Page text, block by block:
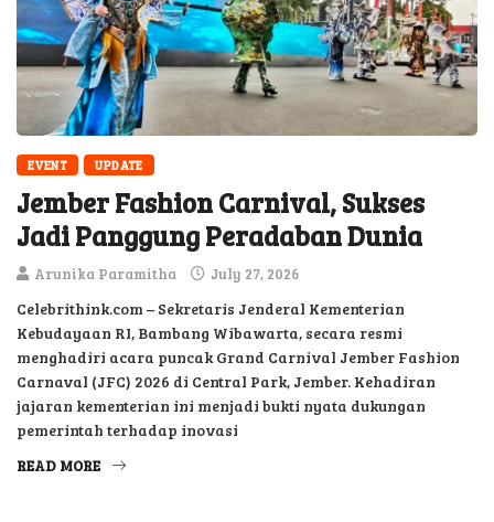
EVENT UPDATE
Jember Fashion Carnival, Sukses
Jadi Panggung Peradaban Dunia
Arunika Paramitha July 27, 2026
Celebrithink.com – Sekretaris Jenderal Kementerian
Kebudayaan RI, Bambang Wibawarta, secara resmi
menghadiri acara puncak Grand Carnival Jember Fashion
Carnaval (JFC) 2026 di Central Park, Jember. Kehadiran
jajaran kementerian ini menjadi bukti nyata dukungan
pemerintah terhadap inovasi
READ MORE